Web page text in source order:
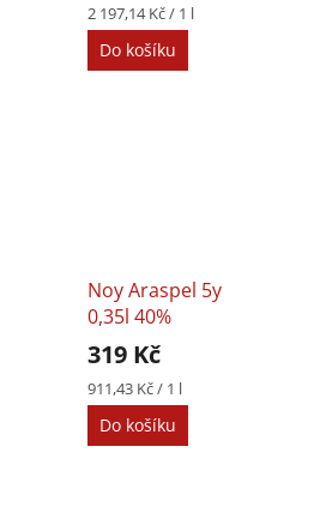
Měrná
cena:
2 197,14 Kč / 1 l
Do košíku
Noy Araspel 5y
0,35l 40%
319 Kč
Měrná
cena:
911,43 Kč / 1 l
Do košíku